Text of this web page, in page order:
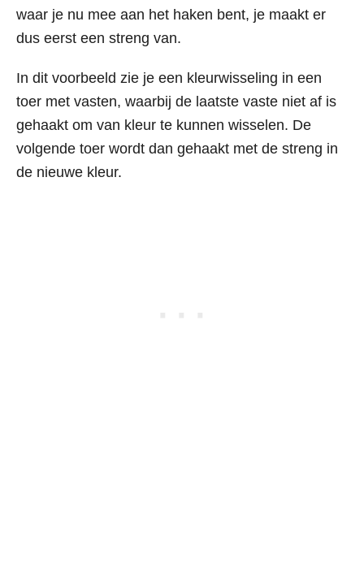
waar je nu mee aan het haken bent, je maakt er
dus eerst een streng van.
In dit voorbeeld zie je een kleurwisseling in een
toer met vasten, waarbij de laatste vaste niet af is
gehaakt om van kleur te kunnen wisselen. De
volgende toer wordt dan gehaakt met de streng in
de nieuwe kleur.